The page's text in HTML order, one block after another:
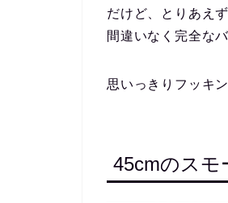
だけど、とりあえ
間違いなく完全な
思いっきりフッキ
45cmのスモ